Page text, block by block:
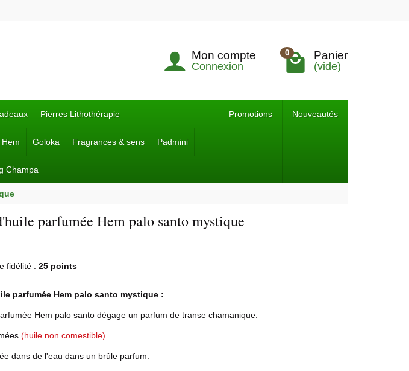
Mon compte
Connexion
0 Panier
(vide)
Pierres Lithothérapie
Hem Goloka Fragrances & sens Padmini
Champa
Promotions Nouveautés
parfumée Hem palo santo mystique
fidélité :25 points
parfumée Hem palo santo mystique :
Hem palo santo dégage un parfum de transe chamanique.
(huile non comestible)
dans de l'eau dans un brûle parfum.